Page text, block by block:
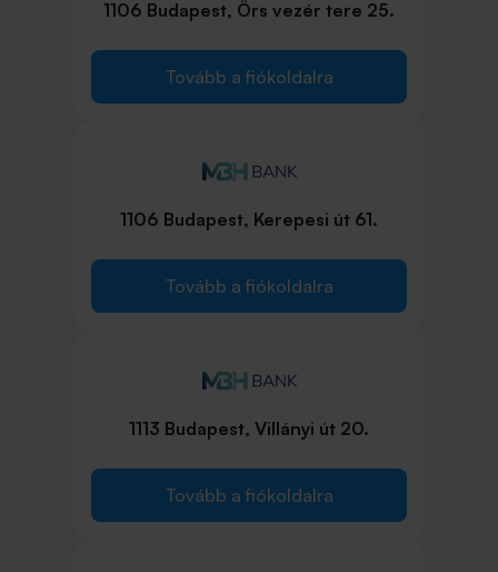
1106 Budapest, Örs vezér tere 25.
Tovább a fiókoldalra
1106 Budapest, Kerepesi út 61.
Tovább a fiókoldalra
1113 Budapest, Villányi út 20.
Tovább a fiókoldalra